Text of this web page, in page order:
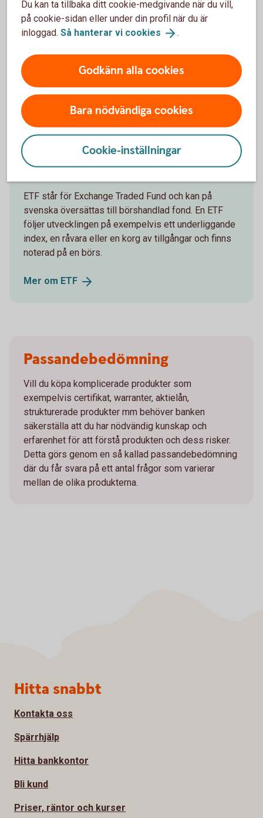
Möjlighet till hög avkastning.
Betydligt högre risk jämfört med en direktinvestering i
underliggande tillgång.
Courtage.
Passar inte för månadssparande.
ETF
ETF står för Exchange Traded Fund och kan på
svenska översättas till börshandlad fond. En ETF
följer utvecklingen på exempelvis ett underliggande
index, en råvara eller en korg av tillgångar och finns
noterad på en börs.
Mer om ETF
Passandebedömning
Vill du köpa komplicerade produkter som
exempelvis certifikat, warranter, aktielån,
strukturerade produkter mm behöver banken
säkerställa att du har nödvändig kunskap och
erfarenhet för att förstå produkten och dess risker.
Detta görs genom en så kallad passandebedömning
där du får svara på ett antal frågor som varierar
mellan de olika produkterna.
Du kan ta tillbaka ditt cookie-medgivande när du vill,
på cookie-sidan eller under din profil när du är
inloggad. Så hanterar vi cookies .
Godkänn alla cookies
Bara nödvändiga cookies
Cookie-inställningar
Sidfot
Hitta snabbt
Kontakta oss
Spärrhjälp
Hitta bankkontor
Bli kund
Priser, räntor och kurser